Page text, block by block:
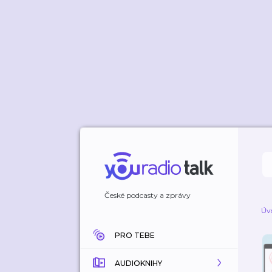
České podcasty a zprávy
PRO TEBE
AUDIOKNIHY